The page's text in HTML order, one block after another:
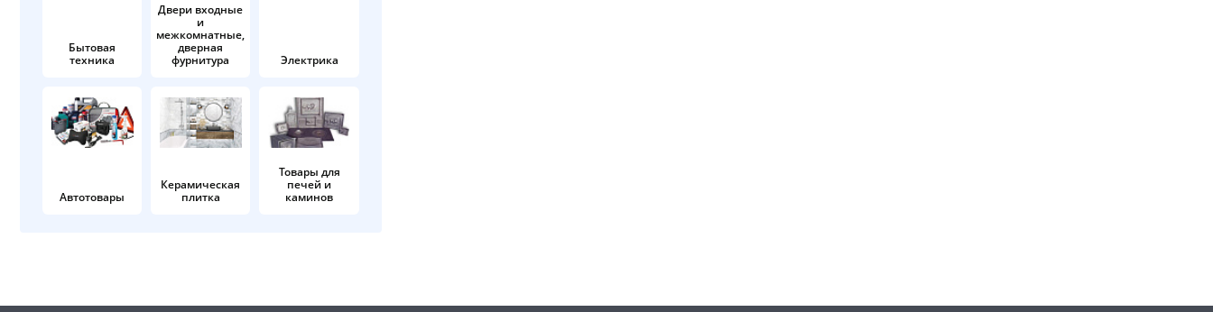
Бытовая
техника
Двери входные
и
межкомнатные,
дверная
фурнитура
Электрика
Автотовары
Керамическая
плитка
Товары для
печей и
каминов